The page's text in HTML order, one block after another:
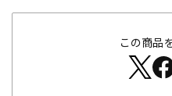
この商品